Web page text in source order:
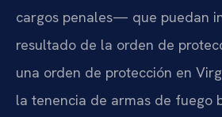
cargos penales— que puedan
resultado de la orden de
una orden de protección en
la tenencia de armas de fuego